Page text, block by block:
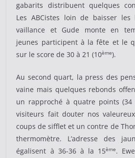
gabarits distribuent quelques
Les ABCistes loin de baisser
vaillance et Gude monte en
jeunes participent à la fête et le
sur le score de 30 à 21 (10ème).
Au second quart, la press des
vaine mais quelques rebonds
un rapproché à quatre points (34
visiteurs fait douter nos
coups de sifflet et un contre de
thermomètre. L’adresse des
égalisent à 36-36 à la 15ème.